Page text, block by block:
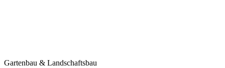
Gartenbau & Landschaftsbau